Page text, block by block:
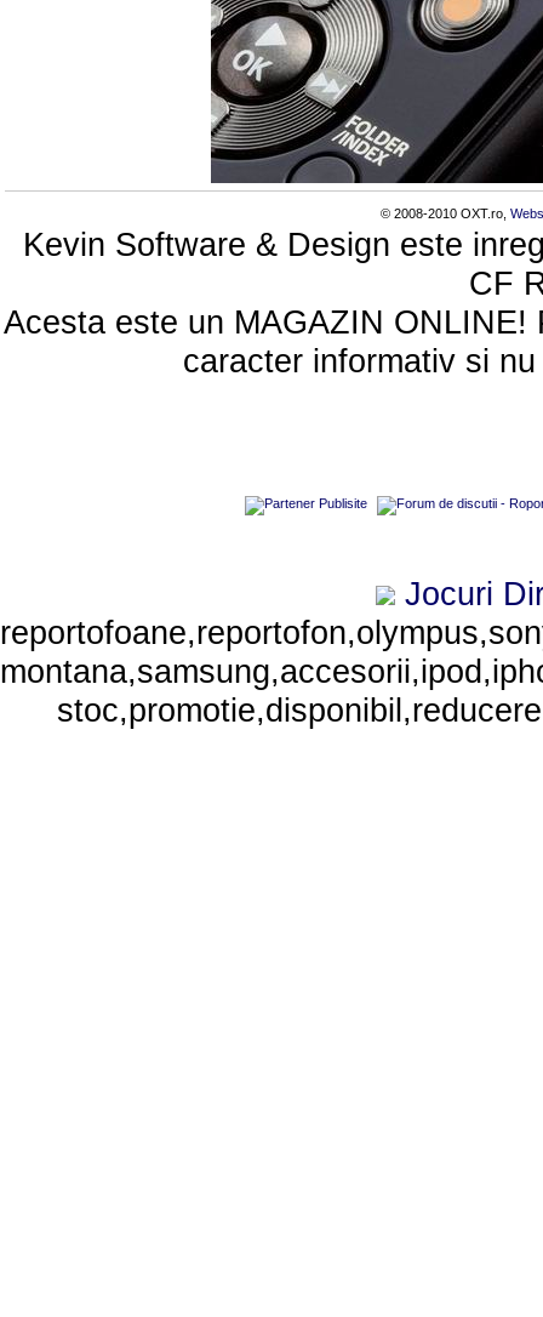
© 2008-2010 OXT.ro,
Kevin Software & Design este
CF
Acesta este un MAGAZIN
caracter informativ si
Jocuri